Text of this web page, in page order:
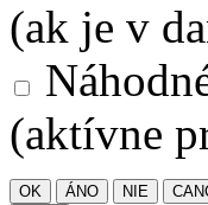
(ak je v
(aktívne
OK ÁNO NIE